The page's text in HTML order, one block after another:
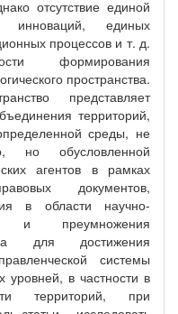
отсутствие единой
инноваций, единых
процессов и т. д.
формирования
пространства.
представляет
территорий,
среды, не
но обусловленной
агентов в рамках
документов,
в области научно-
и преумножения
для достижения
системы
уровней, в частности в
территорий, при